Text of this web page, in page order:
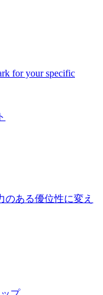
for your specific
のある優位性に変え